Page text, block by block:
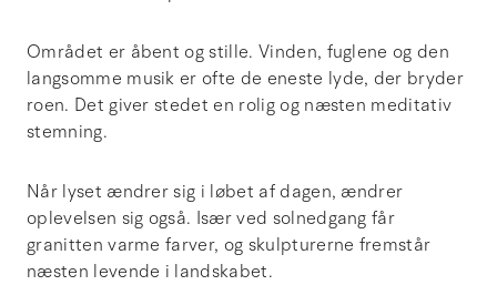
Området er åbent og stille. Vinden, fuglene og den
langsomme musik er ofte de eneste lyde, der bryder
roen. Det giver stedet en rolig og næsten meditativ
stemning.
Når lyset ændrer sig i løbet af dagen, ændrer
oplevelsen sig også. Især ved solnedgang får
granitten varme farver, og skulpturerne fremstår
næsten levende i landskabet.